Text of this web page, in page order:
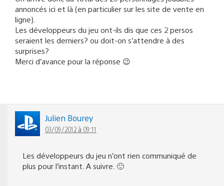
annoncés ici et là (en particulier sur les site de vente en
ligne).
Les développeurs du jeu ont-ils dis que ces 2 persos
seraient les derniers? ou doit-on s’attendre à des
surprises?
Merci d’avance pour la réponse 😉
Julien Bourey
03/09/2012 à 09:11
Les développeurs du jeu n’ont rien communiqué de
plus pour l’instant. A suivre. 🙂